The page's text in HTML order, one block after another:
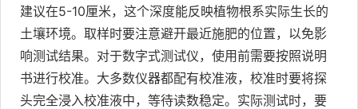
建议在5-10厘米，这个深度能反映植物根系实际生长的
土壤环境。取样时要注意避开最近施肥的位置，以免影
响测试结果。对于数字式测试仪，使用前需要按照说明
书进行校准。大多数仪器都配有校准液，校准时要将探
头完全浸入校准液中，等待读数稳定。实际测试时，要